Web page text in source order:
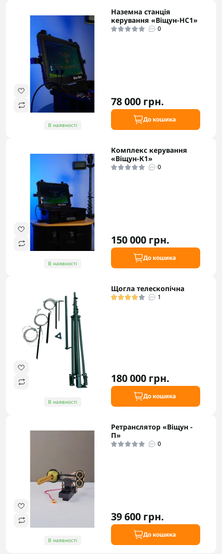
В наявності
Наземна станція
керування «Віщун-НС1»
0
78 000 грн.
До кошика
В наявності
Комплекс керування
«Віщун-К1»
0
150 000 грн.
До кошика
В наявності
Щогла телескопічна
1
180 000 грн.
До кошика
В наявності
Ретранслятор «Віщун -
П»
0
39 600 грн.
До кошика